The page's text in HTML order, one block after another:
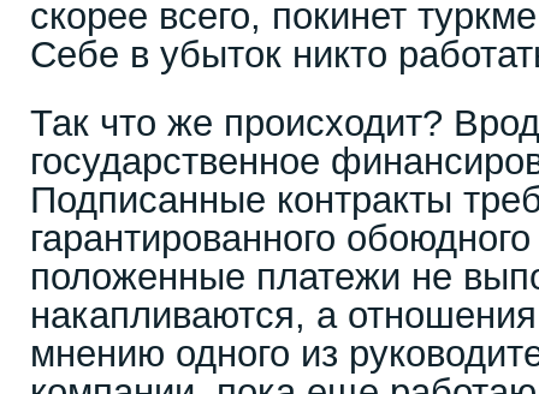
скорее всего, покинет
Себе в убыток никто
Так что же происходит?
государственное
Подписанные контракты
гарантированного
положенные платежи не
накапливаются, а
мнению одного из